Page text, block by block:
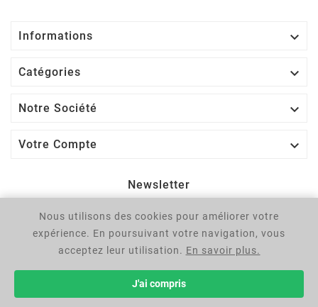
Informations 
Catégories 
Notre Société 
Votre Compte 
Newsletter
Vous pouvez vous désinscrire à tout moment. Vous trouverez
d'utilisation du site.
Nous utilisons des cookies pour améliorer votre
expérience. En poursuivant votre navigation, vous
acceptez leur utilisation. En savoir plus.
J'ai compris